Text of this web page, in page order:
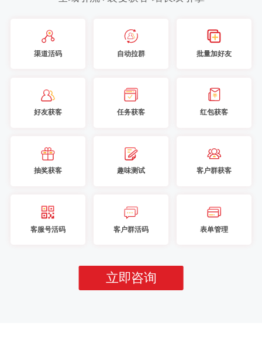
渠道活码 自动拉群 批量加好友
好友获客 任务获客 红包获客
抽奖获客 趣味测试 客户群获客
客服号活码 客户群活码 表单管理
立即咨询